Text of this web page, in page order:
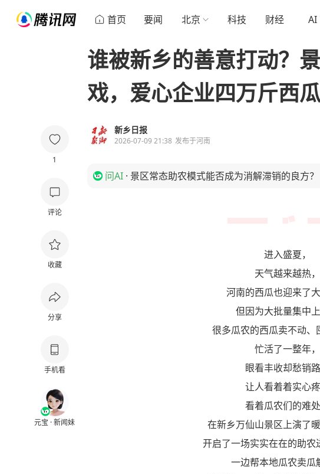
首页 要闻 北京 科技 财经 AI
1
评论
收藏
分享
手机看
元宝 · 新闻妹
谁被新乡的善意打动？
戏，爱心企业四万斤西
新乡日报
2026-07-09 21:38 发布于河南
问AI · 景区常态助农模式能否成为消解滞销的良方？
进入盛夏，
天气越来越热，
河南的西瓜也迎来了大
但因为大批量集中上
很多瓜农的西瓜卖不动、
忙活了一整年，
眼看丰收却愁销路
让人看着着实心疼
看着瓜农们的难处
在新乡万仙山景区上演了暖
开启了一场实实在在的助农
一边帮本地瓜农卖瓜